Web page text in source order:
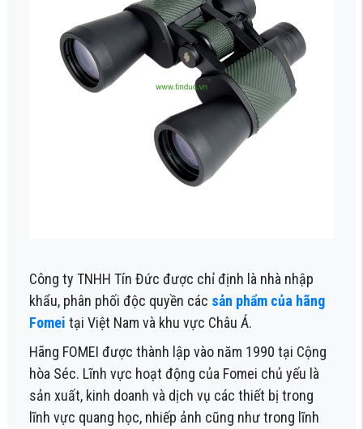
Công ty TNHH Tín Đức được chỉ định là nhà nhập
khẩu, phân phối độc quyền các sản phẩm của hãng
Fomei tại Việt Nam và khu vực Châu Á.
Hãng FOMEI được thành lập vào năm 1990 tại Cộng
hòa Séc. Lĩnh vực hoạt động của Fomei chủ yếu là
sản xuất, kinh doanh và dịch vụ các thiết bị trong
lĩnh vực quang học, nhiếp ảnh cũng như trong lĩnh